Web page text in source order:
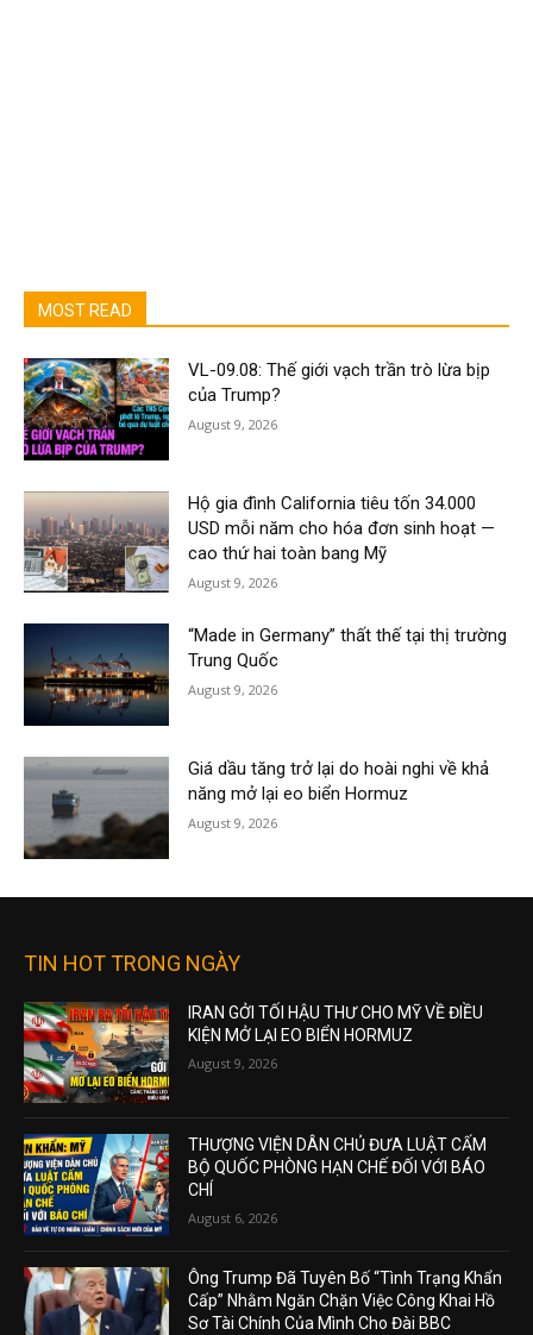
MOST READ
VL-09.08: Thế giới vạch trần trò lừa bịp
của Trump?
August 9, 2026
Hộ gia đình California tiêu tốn 34.000
USD mỗi năm cho hóa đơn sinh hoạt —
cao thứ hai toàn bang Mỹ
August 9, 2026
“Made in Germany” thất thế tại thị trường
Trung Quốc
August 9, 2026
Giá dầu tăng trở lại do hoài nghi về khả
năng mở lại eo biển Hormuz
August 9, 2026
TIN HOT TRONG NGÀY
IRAN GỞI TỐI HẬU THƯ CHO MỸ VỀ ĐIỀU
KIỆN MỞ LẠI EO BIỂN HORMUZ
August 9, 2026
THƯỢNG VIỆN DÂN CHỦ ĐƯA LUẬT CẤM
BỘ QUỐC PHÒNG HẠN CHẾ ĐỐI VỚI BÁO
CHÍ
August 6, 2026
Ông Trump Đã Tuyên Bố “Tình Trạng Khẩn
Cấp” Nhằm Ngăn Chặn Việc Công Khai Hồ
Sơ Tài Chính Của Mình Cho Đài BBC